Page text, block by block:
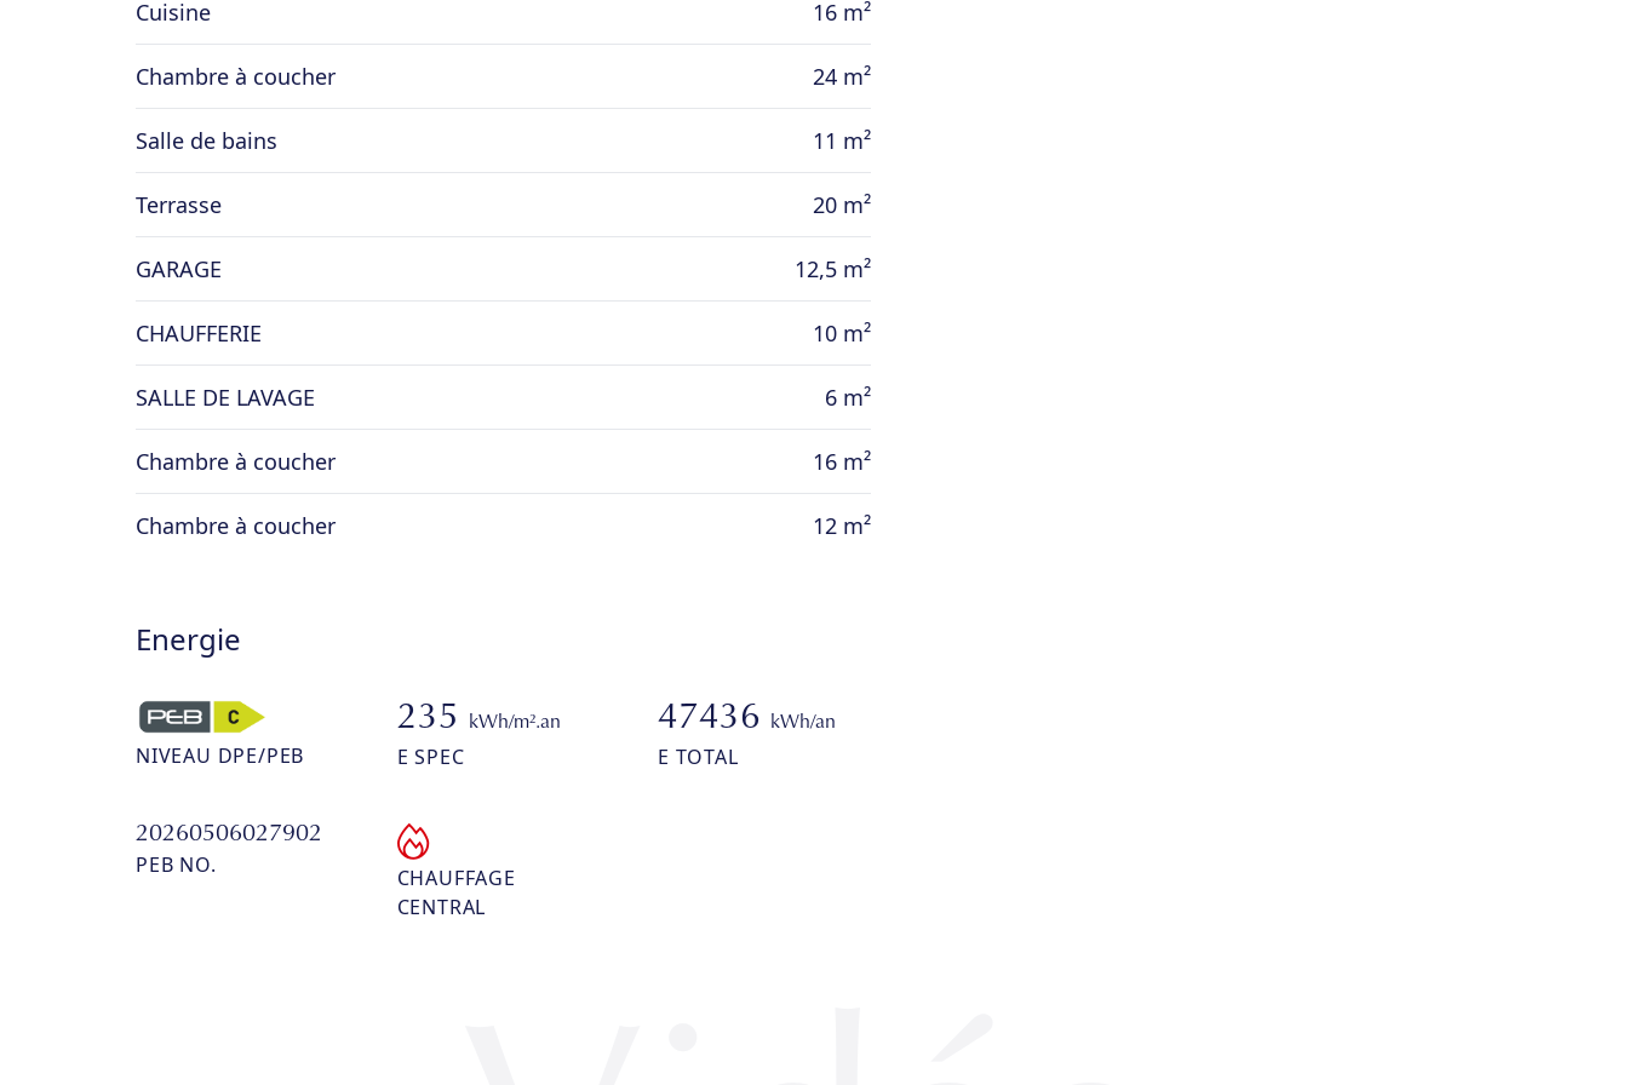
Cuisine 16 m²
Chambre à coucher 24 m²
Salle de bains 11 m²
Terrasse 20 m²
GARAGE 12,5 m²
CHAUFFERIE 10 m²
SALLE DE LAVAGE 6 m²
Chambre à coucher 16 m²
Chambre à coucher 12 m²
Energie
NIVEAU DPE/PEB
235 kWh/m².an
E SPEC
47436 kWh/an
E TOTAL
20260506027902
PEB NO.
CHAUFFAGE
CENTRAL